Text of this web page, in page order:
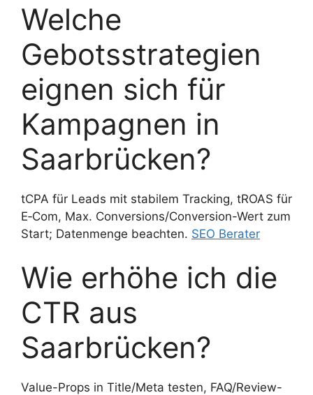
Welche
Gebotsstrategien
eignen sich für
Kampagnen in
Saarbrücken?
tCPA für Leads mit stabilem Tracking, tROAS für
E‑Com, Max. Conversions/Conversion-Wert zum
Start; Datenmenge beachten. SEO Berater
Wie erhöhe ich die
CTR aus
Saarbrücken?
Value-Props in Title/Meta testen, FAQ/Review-